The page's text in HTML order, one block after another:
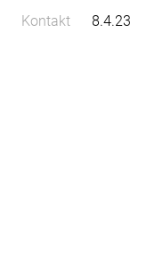
Kontakt 8.4.23